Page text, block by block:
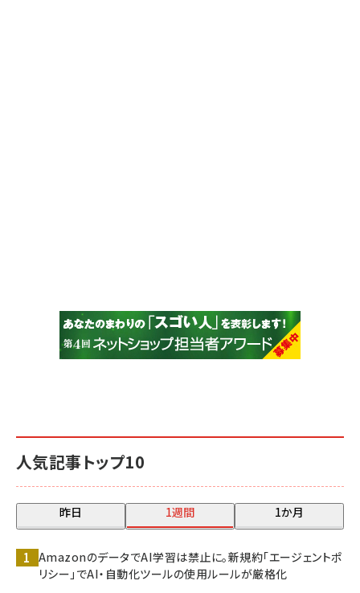
人気記事トップ10
昨日 1週間 1か月
AmazonのデータでAI学習は禁止に。新規約「エージェントポ
リシー」でAI・自動化ツールの使用ルールが厳格化